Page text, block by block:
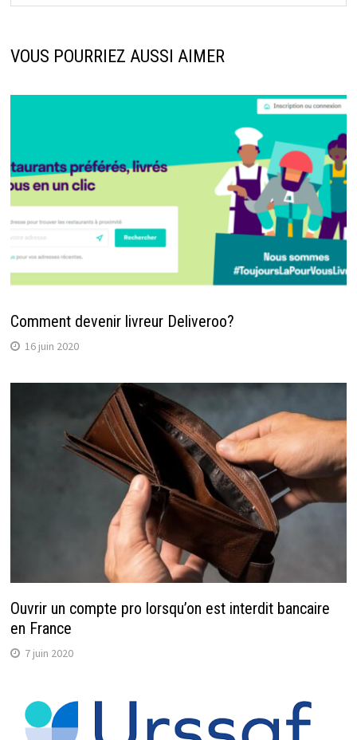
VOUS POURRIEZ AUSSI AIMER
Comment devenir livreur Deliveroo?
16 juin 2020
Ouvrir un compte pro lorsqu’on est interdit bancaire
en France
7 juin 2020